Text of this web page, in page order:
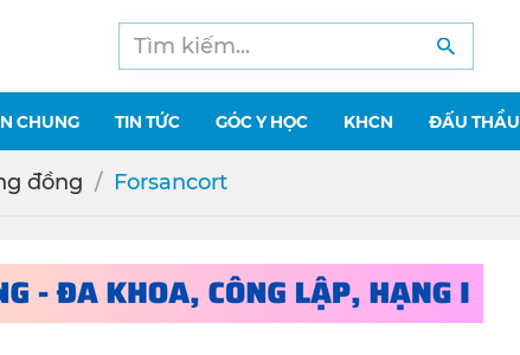
CHUNG TIN TỨC GÓC Y HỌC KHCN ĐẤU THẦU
đồng Forsancort